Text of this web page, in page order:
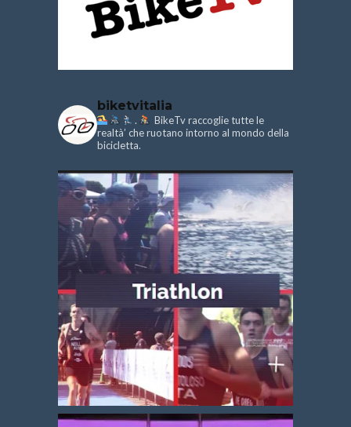
biketvitalia
.
BikeTv raccoglie tutte le
realtà’ che ruotano intorno al mondo della
bicicletta.